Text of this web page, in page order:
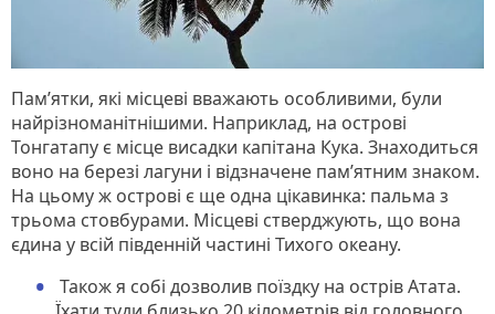
Пам’ятки, які місцеві вважають особливими, були
найрізноманітнішими. Наприклад, на острові
Тонгатапу є місце висадки капітана Кука. Знаходиться
воно на березі лагуни і відзначене пам’ятним знаком.
На цьому ж острові є ще одна цікавинка: пальма з
трьома стовбурами. Місцеві стверджують, що вона
єдина у всій південній частині Тихого океану.
Також я собі дозволив поїздку на острів Атата.